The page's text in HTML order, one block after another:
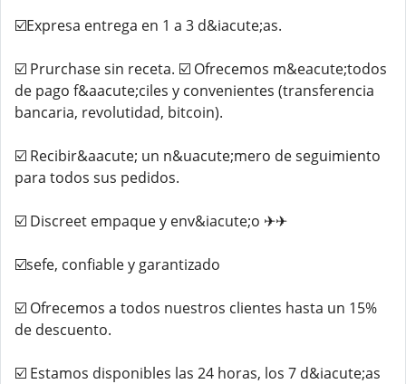
☑️Expresa entrega en 1 a 3 d&iacute;as.
☑️ Prurchase sin receta. ☑️ Ofrecemos m&eacute;todos
de pago f&aacute;ciles y convenientes (transferencia
bancaria, revolutidad, bitcoin).
☑️ Recibir&aacute; un n&uacute;mero de seguimiento
para todos sus pedidos.
☑️ Discreet empaque y env&iacute;o ✈✈
☑️sefe, confiable y garantizado
☑️ Ofrecemos a todos nuestros clientes hasta un 15%
de descuento.
☑️ Estamos disponibles las 24 horas, los 7 d&iacute;as